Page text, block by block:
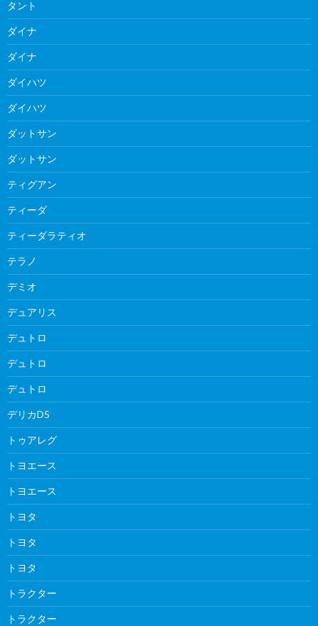
タント
ダイナ
ダイナ
ダイハツ
ダイハツ
ダットサン
ダットサン
ティグアン
ティーダ
ティーダラティオ
テラノ
デミオ
デュアリス
デュトロ
デュトロ
デュトロ
デリカD5
トゥアレグ
トヨエース
トヨエース
トヨタ
トヨタ
トヨタ
トラクター
トラクター